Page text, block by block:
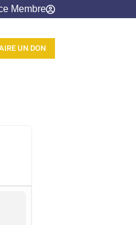
Membre
UN DON